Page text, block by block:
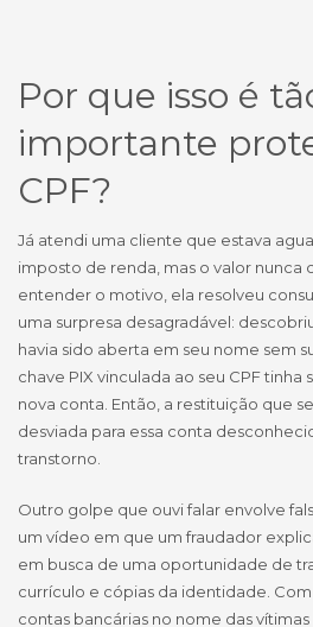
Por que isso é
importante
CPF?
Já atendi uma cliente que estava
imposto de renda, mas o valor nunca
entender o motivo, ela resolveu
uma surpresa desagradável:
havia sido aberta em seu nome sem
chave PIX vinculada ao seu CPF tinha
nova conta. Então, a restituição que
desviada para essa conta
transtorno.
Outro golpe que ouvi falar envolve
um vídeo em que um fraudador
em busca de uma oportunidade de
currículo e cópias da identidade.
contas bancárias no nome das